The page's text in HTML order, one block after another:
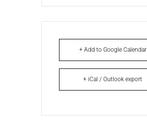
+ Add to Google Calendar
+ iCal / Outlook export